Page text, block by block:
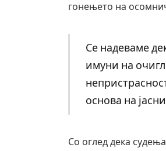
гонењето на
Се надеваме
имуни на
основа на
Со оглед дека